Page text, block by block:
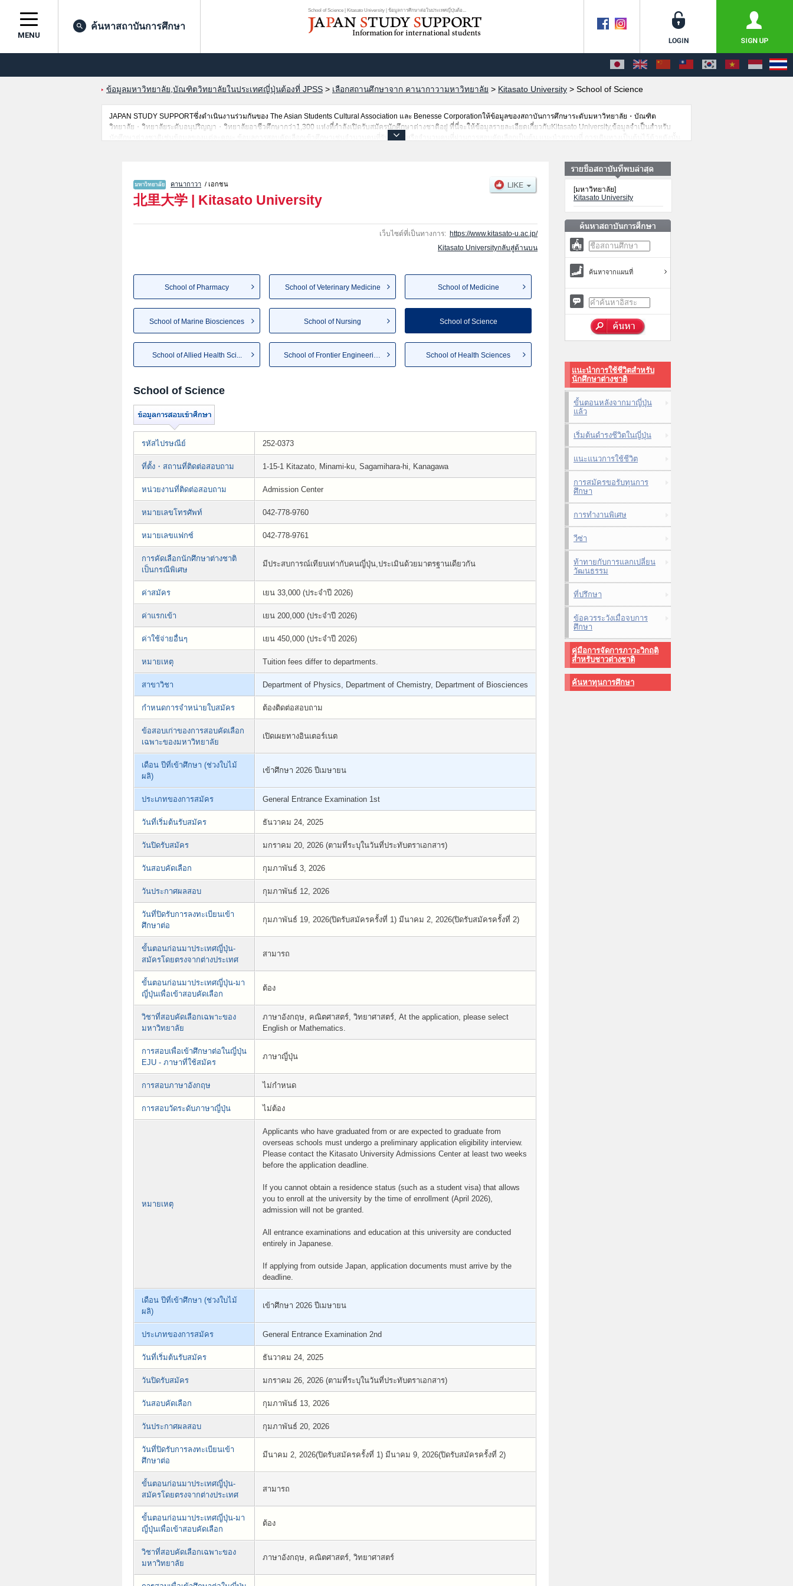
School of Science | Kitasato University | ข้อมูลการศึกษาต่อในประเทศญี่ปุ่นต้อ...
MENU
ค้นหาสถาบันการศึกษา
ข้อมูลมหาวิทยาลัย,บัณฑิตวิทยาลัยในประเทศญี่ปุ่นต้องที่ JPSS > เลือกสถานศึกษาจาก คานากาวามหาวิทยาลัย > Kitasato University > School of Science
JAPAN STUDY SUPPORTซึ่งดำเนินงานร่วมกันของ The Asian Students Cultural Association และ Benesse Corporationให้ข้อมูลของสถาบันการศึกษาระดับมหาวิทยาลัย・บัณฑิต
วิทยาลัย・วิทยาลัยระดับอนุปริญญา・วิทยาลัยอาชีวศึกษากว่า1,300 แห่งที่กำลังเปิดรับสมัครนักศึกษาต่างชาติอยู่ ที่นี่จะให้ข้อมูลรายละเอียดเกี่ยวกับKitasato University,ข้อมูลจำเป็นสำหรับ
นักศึกษาต่างชาติเช่นข้อมูลของแต่ละคณะ,ข้อมูลการสอบคัดเลือกเข้าศึกษาเช่นจำนวนคนที่รับสมัครหรือจำนวนคนที่ผ่านการสอบคัดเลือกเป็นต้น,แนะนำสถานที่,การเดินทางเป็นต้นไว้ด้วยดังนั้น
คานากาวา / เอกชน
北里大学 | Kitasato University
เว็บไซต์ที่เป็นทางการ: https://www.kitasato-u.ac.jp/
Kitasato Universityกลับสู่ด้านบน
School of Pharmacy School of Veterinary Medicine School of Medicine
School of Marine Biosciences School of Nursing School of Science
School of Allied Health Sci... School of Frontier Engineering School of Health Sciences
School of Science
รหัสไปรษณีย์ 252-0373
ที่ตั้ง・สถานที่ติดต่อสอบถาม 1-15-1 Kitazato, Minami-ku, Sagamihara-hi, Kanagawa
หน่วยงานที่ติดต่อสอบถาม Admission Center
หมายเลขโทรศัพท์ 042-778-9760
หมายเลขแฟกซ์ 042-778-9761
การคัดเลือกนักศึกษาต่างชาติ
เป็นกรณีพิเศษ
มีประสบการณ์เทียบเท่ากับคนญี่ปุ่น,ประเมินด้วยมาตรฐานเดียวกัน
ค่าสมัคร เยน 33,000 (ประจำปี 2026)
ค่าแรกเข้า เยน 200,000 (ประจำปี 2026)
ค่าใช้จ่ายอื่นๆ เยน 450,000 (ประจำปี 2026)
หมายเหตุ Tuition fees differ to departments.
สาขาวิชา Department of Physics, Department of Chemistry, Department of Biosciences
กำหนดการจำหน่ายใบสมัคร ต้องติดต่อสอบถาม
ข้อสอบเก่าของการสอบคัดเลือก
เฉพาะของมหาวิทยาลัย
เปิดเผยทางอินเตอร์เนต
เดือน ปีที่เข้าศึกษา (ช่วงใบไม้
ผลิ)
เข้าศึกษา 2026 ปีเมษายน
ประเภทของการสมัคร General Entrance Examination 1st
วันที่เริ่มต้นรับสมัคร ธันวาคม 24, 2025
วันปิดรับสมัคร มกราคม 20, 2026 (ตามที่ระบุในวันที่ประทับตราเอกสาร)
วันสอบคัดเลือก กุมภาพันธ์ 3, 2026
วันประกาศผลสอบ กุมภาพันธ์ 12, 2026
วันที่ปิดรับการลงทะเบียนเข้า
ศึกษาต่อ
กุมภาพันธ์ 19, 2026(ปิดรับสมัครครั้งที่ 1) มีนาคม 2, 2026(ปิดรับสมัครครั้งที่ 2)
ขั้นตอนก่อนมาประเทศญี่ปุ่น-
สมัครโดยตรงจากต่างประเทศ
สามารถ
ขั้นตอนก่อนมาประเทศญี่ปุ่น-มา
ญี่ปุ่นเพื่อเข้าสอบคัดเลือก
ต้อง
วิชาที่สอบคัดเลือกเฉพาะของ
มหาวิทยาลัย
ภาษาอังกฤษ, คณิตศาสตร์, วิทยาศาสตร์, At the application, please select
English or Mathematics.
การสอบเพื่อเข้าศึกษาต่อในญี่ปุ่น
EJU - ภาษาที่ใช้สมัคร
ภาษาญี่ปุ่น
การสอบภาษาอังกฤษ ไม่กำหนด
การสอบวัดระดับภาษาญี่ปุ่น ไม่ต้อง
หมายเหตุ
Applicants who have graduated from or are expected to graduate from
overseas schools must undergo a preliminary application eligibility interview.
Please contact the Kitasato University Admissions Center at least two weeks
before the application deadline.
If you cannot obtain a residence status (such as a student visa) that allows
you to enroll at the university by the time of enrollment (April 2026),
admission will not be granted.
All entrance examinations and education at this university are conducted
entirely in Japanese.
If applying from outside Japan, application documents must arrive by the
deadline.
เดือน ปีที่เข้าศึกษา (ช่วงใบไม้
ผลิ)
เข้าศึกษา 2026 ปีเมษายน
ประเภทของการสมัคร General Entrance Examination 2nd
วันที่เริ่มต้นรับสมัคร ธันวาคม 24, 2025
วันปิดรับสมัคร มกราคม 26, 2026 (ตามที่ระบุในวันที่ประทับตราเอกสาร)
วันสอบคัดเลือก กุมภาพันธ์ 13, 2026
วันประกาศผลสอบ กุมภาพันธ์ 20, 2026
วันที่ปิดรับการลงทะเบียนเข้า
ศึกษาต่อ
มีนาคม 2, 2026(ปิดรับสมัครครั้งที่ 1) มีนาคม 9, 2026(ปิดรับสมัครครั้งที่ 2)
ขั้นตอนก่อนมาประเทศญี่ปุ่น-
สมัครโดยตรงจากต่างประเทศ
สามารถ
ขั้นตอนก่อนมาประเทศญี่ปุ่น-มา
ญี่ปุ่นเพื่อเข้าสอบคัดเลือก
ต้อง
วิชาที่สอบคัดเลือกเฉพาะของ
มหาวิทยาลัย
ภาษาอังกฤษ, คณิตศาสตร์, วิทยาศาสตร์
[มหาวิทยาลัย]
Kitasato University
ค้นหาจากแผนที่
แนะนำการใช้ชีวิตสำหรับ
นักศึกษาต่างชาติ
ขั้นตอนหลังจากมาญี่ปุ่น
แล้ว
เริ่มต้นดำรงชีวิตในญี่ปุ่น
แนะแนวการใช้ชีวิต
การสมัครขอรับทุนการ
ศึกษา
การทำงานพิเศษ
วีซ่า
ท้าทายกับการแลกเปลี่ยน
วัฒนธรรม
ที่ปรึกษา
ข้อควรระวังเมื่อจบการ
ศึกษา
คู่มือการจัดการภาวะวิกฤติ
สำหรับชาวต่างชาติ
ค้นหาทุนการศึกษา